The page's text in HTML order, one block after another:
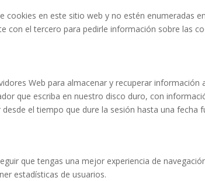
en este sitio web y no estén enumeradas
el tercero para pedirle información sobre las
Web para almacenar y recuperar información
que escriba en nuestro disco duro, con
el tiempo que dure la sesión hasta una fecha
que tengas una mejor experiencia de
estadísticas de usuarios.